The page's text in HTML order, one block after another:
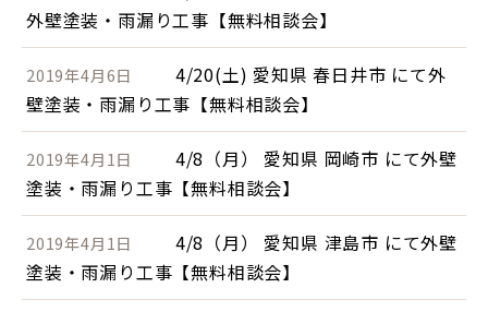
外壁塗装・雨漏り工事【無料相談会】
2019年4月6日
4/20(土) 愛知県 春日井市 にて外
壁塗装・雨漏り工事【無料相談会】
2019年4月1日
4/8（月） 愛知県 岡崎市 にて外壁
塗装・雨漏り工事【無料相談会】
2019年4月1日
4/8（月） 愛知県 津島市 にて外壁
塗装・雨漏り工事【無料相談会】